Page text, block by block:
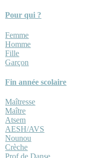
Pour qui ?
Femme
Homme
Fille
Garçon
Fin année scolaire
Maîtresse
Maître
Atsem
AESH/AVS
Nounou
Crèche
Prof de Danse